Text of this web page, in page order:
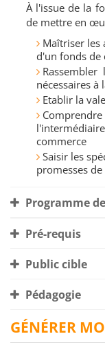
À l'issue de la
de mettre en
Maîtriser les
d'un fonds de
Rassembler
nécessaires à
Etablir la
commerce
Saisir les
promesses
Programme
Pré-requis
Public cible
Pédagogie
GÉNÉRER